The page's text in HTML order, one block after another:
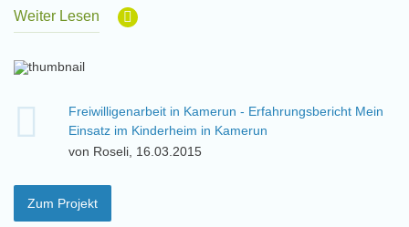
Weiter Lesen
Freiwilligenarbeit in Kamerun - Erfahrungsbericht Mein
Einsatz im Kinderheim in Kamerun
von Roseli, 16.03.2015
Zum Projekt